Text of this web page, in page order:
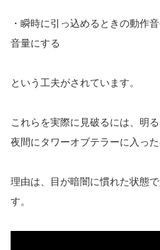
・瞬時に引っ込めるときの動作
音量にする
という工夫がされています。
これらを実際に見破るには、明る
夜間にタワーオブテラーに入っ
理由は、目が暗闇に慣れた状態
す。